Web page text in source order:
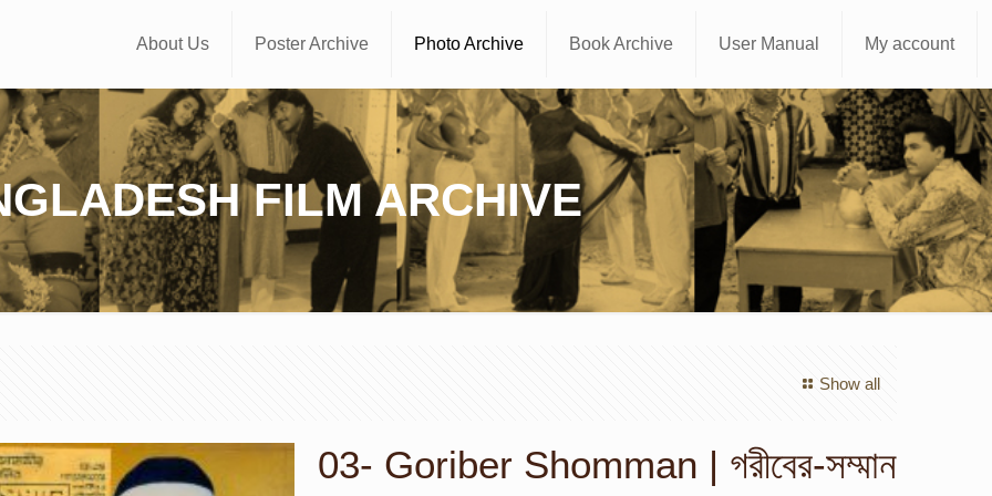
About Us Poster Archive Photo Archive Book Archive User Manual My account
FILM ARCHIVE
Show all
03- Goriber Shomman | গরীবের-সম্মান